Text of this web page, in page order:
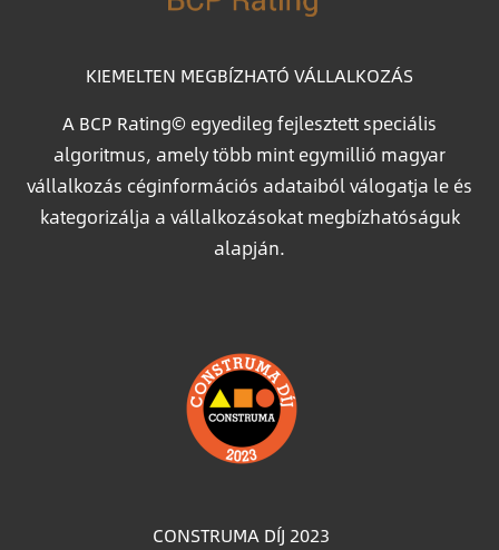
KIEMELTEN MEGBÍZHATÓ VÁLLALKOZÁS
A BCP Rating© egyedileg fejlesztett speciális
algoritmus, amely több mint egymillió magyar
vállalkozás céginformációs adataiból válogatja le és
kategorizálja a vállalkozásokat megbízhatóságuk
alapján.
CONSTRUMA DÍJ 2023